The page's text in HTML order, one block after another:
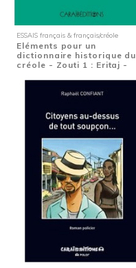
ESSAIS français & français/créole
Eléments pour un
dictionnaire historique du
créole - Zouti 1 : Eritaj -